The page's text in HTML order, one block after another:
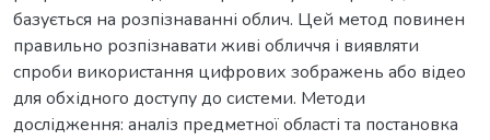
базується на розпізнаванні облич. Цей метод повинен
правильно розпізнавати живі обличчя і виявляти
спроби використання цифрових зображень або відео
для обхідного доступу до системи. Методи
дослідження: аналіз предметної області та постановка